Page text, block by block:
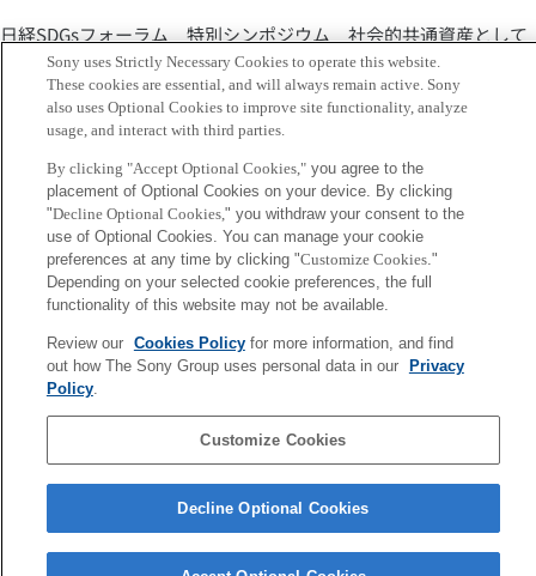
日経SDGsフォーラム 特別シンポジウム 社会的共通資産として
の医療
日時: 2019年5月9日（木）10:00-17:10 (開場9:30）
会場: 品川プリンスホテル アネックスタワー５階（東京都港区
高輪4-10-30）
アクセス(お申込みは終了）
関連URL
Back to Index
会社概要 アクセス ご利用条件 プライバシーポリシー
Copyright ©1994–2026 Sony Computer Science Laboratories, Inc.,
Sony uses Strictly Necessary Cookies to operate this website.
These cookies are essential, and will always remain active. Sony
also uses Optional Cookies to improve site functionality, analyze
usage, and interact with third parties.
By clicking "Accept Optional Cookies,"you agree to the
placement of Optional Cookies on your device. By clicking
"Decline Optional Cookies," you withdraw your consent to the
use of Optional Cookies. You can manage your cookie
preferences at any time by clicking "Customize Cookies."
Depending on your selected cookie preferences, the full
functionality of this website may not be available.
Review our Cookies Policyfor more information, and find
out how The Sony Group uses personal data in our
Privacy
Policy.
Customize Cookies
Decline Optional Cookies